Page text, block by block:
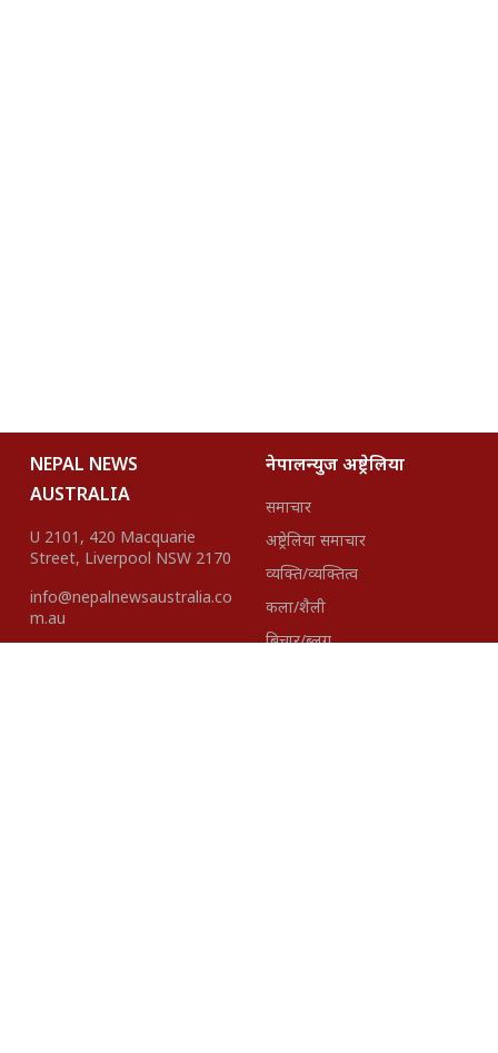
NEPAL NEWS
AUSTRALIA
U 2101, 420 Macquarie
Street, Liverpool NSW 2170
info@nepalnewsaustralia.co
m.au
नेपालन्युज अष्ट्रेलिया
समाचार
अष्ट्रेलिया समाचार
व्यक्ति/व्यक्तित्व
कला/शैली
बिचार/ब्लग